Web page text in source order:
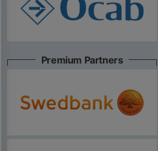
Premium Partners